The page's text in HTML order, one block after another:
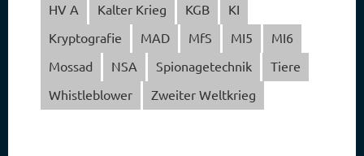
HV A
Kalter Krieg KGB
KI
Kryptografie
MAD MfS MI5
MI6
Mossad
NSA Spionagetechnik
Tiere
Whistleblower
Zweiter Weltkrieg